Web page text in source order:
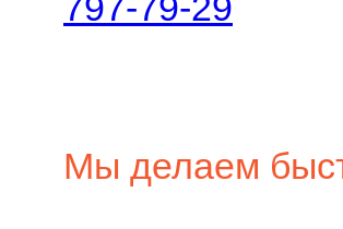
Мы делаем